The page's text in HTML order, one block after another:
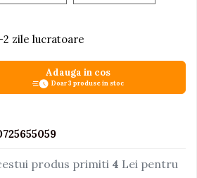
activitati
2 zile lucratoare
Adauga in cos
Doar 3 produse in stoc
produs primiti 4 Lei pentru